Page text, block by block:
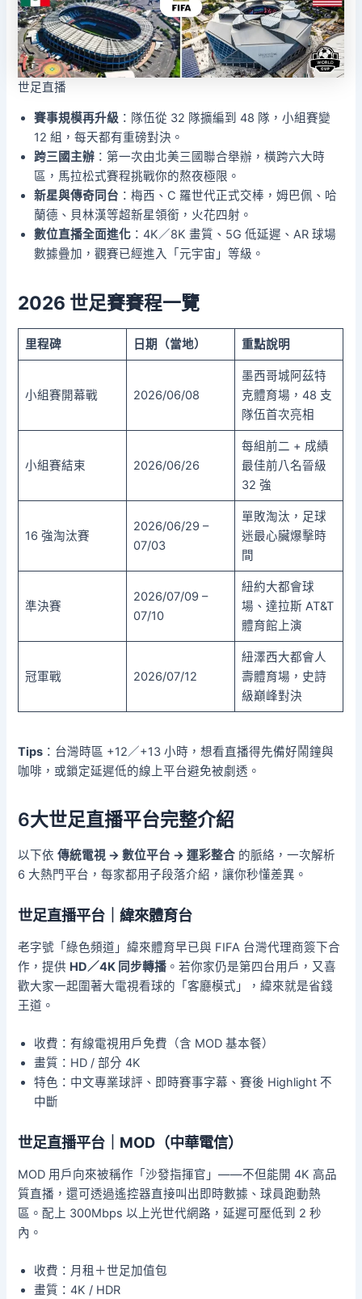
世足直播
賽事規模再升級 ：隊伍從 32 隊擴編到 48 隊，小組賽變
12 組，每天都有重磅對決。
跨三國主辦 ：第一次由北美三國聯合舉辦，橫跨六大時
區，馬拉松式賽程挑戰你的熬夜極限。
新星與傳奇同台 ：梅西、C 羅世代正式交棒，姆巴佩、哈
蘭德、貝林漢等超新星領銜，火花四射。
數位直播全面進化 ：4K／8K 畫質、5G 低延遲、AR 球場
數據疊加，觀賽已經進入「元宇宙」等級。
2026 世足賽賽程一覽
里程碑 日期（當地） 重點說明
小組賽開幕戰 2026/06/08
墨西哥城阿茲特
克體育場，48 支
隊伍首次亮相
小組賽結束 2026/06/26
每組前二 + 成績
最佳前八名晉級
32 強
16 強淘汰賽
2026/06/29 –
07/03
單敗淘汰，足球
迷最心臟爆擊時
間
準決賽
2026/07/09 –
07/10
紐約大都會球
場、達拉斯 AT&T
體育館上演
冠軍戰 2026/07/12
紐澤西大都會人
壽體育場，史詩
級巔峰對決
Tips ：台灣時區 +12／+13 小時，想看直播得先備好鬧鐘與
咖啡，或鎖定延遲低的線上平台避免被劇透。
6大世足直播平台完整介紹
以下依傳統電視 → 數位平台 → 運彩整合 的脈絡，一次解析
6 大熱門平台，每家都用子段落介紹，讓你秒懂差異。
世足直播平台｜緯來體育台
老字號「綠色頻道」緯來體育早已與 FIFA 台灣代理商簽下合
作，提供 HD／4K 同步轉播 。若你家仍是第四台用戶，又喜
歡大家一起圍著大電視看球的「客廳模式」，緯來就是省錢
王道。
收費：有線電視用戶免費（含 MOD 基本餐）
畫質：HD / 部分 4K
特色：中文專業球評、即時賽事字幕、賽後 Highlight 不
中斷
世足直播平台｜MOD（中華電信）
MOD 用戶向來被稱作「沙發指揮官」——不但能開 4K 高品
質直播，還可透過遙控器直接叫出即時數據、球員跑動熱
區。配上 300Mbps 以上光世代網路，延遲可壓低到 2 秒
內。
收費：月租＋世足加值包
畫質：4K / HDR